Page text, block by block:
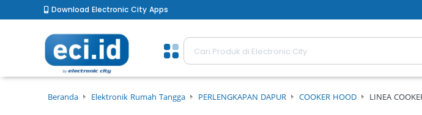
Download Electronic City Apps
Beranda Elektronik Rumah Tangga PERLENGKAPAN DAPUR COOKER HOOD LINEA